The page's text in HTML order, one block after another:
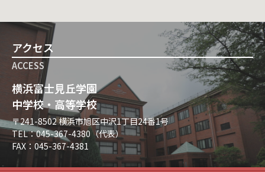
アクセス
ACCESS
横浜富士見丘学園
中学校・高等学校
〒241-8502 横浜市旭区中沢1丁目24番1号
TEL：045-367-4380（代表）
FAX：045-367-4381